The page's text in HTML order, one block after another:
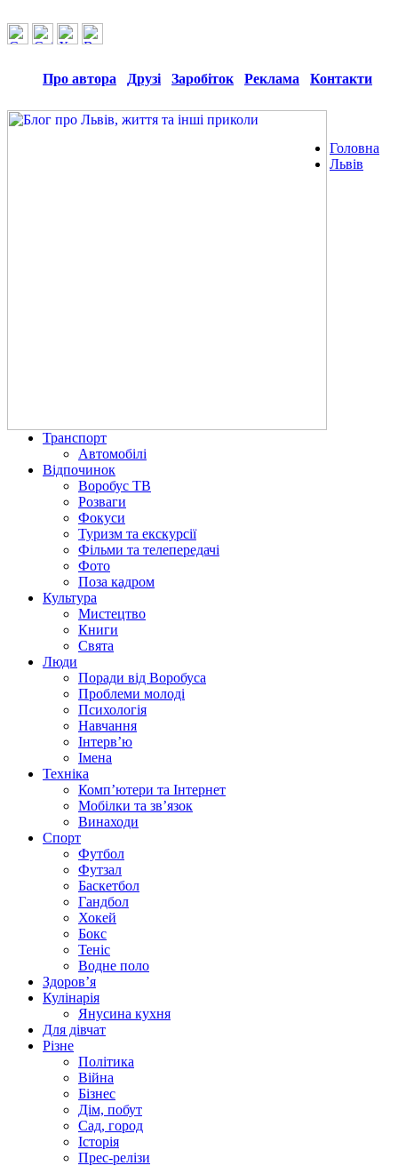
Про автора Друзі Заробіток Реклама Контакти
Головна
Львів
Транспорт
Автомобілі
Відпочинок
Воробус ТВ
Розваги
Фокуси
Туризм та екскурсії
Фільми та телепередачі
Фото
Поза кадром
Культура
Мистецтво
Книги
Свята
Люди
Поради від Воробуса
Проблеми молоді
Психологія
Навчання
Інтерв’ю
Імена
Техніка
Комп’ютери та Інтернет
Мобілки та зв’язок
Винаходи
Спорт
Футбол
Футзал
Баскетбол
Гандбол
Хокей
Бокс
Теніс
Водне поло
Здоров’я
Кулінарія
Янусина кухня
Для дівчат
Різне
Політика
Війна
Бізнес
Дім, побут
Сад, город
Історія
Прес-релізи